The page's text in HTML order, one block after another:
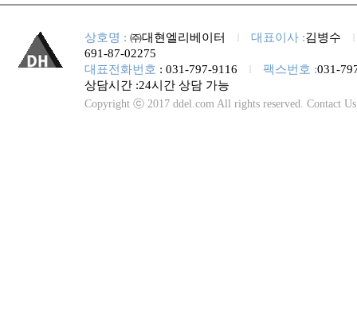
상호명 : ㈜대현엘리베이터 l 대표이사 :김병수
691-87-02275
대표전화번호 : 031-797-9116 l 팩스번호 :031-
상담시간 :24시간 상담 가능
Copyright ⓒ 2017 ddel.com All rights reserved. Contact